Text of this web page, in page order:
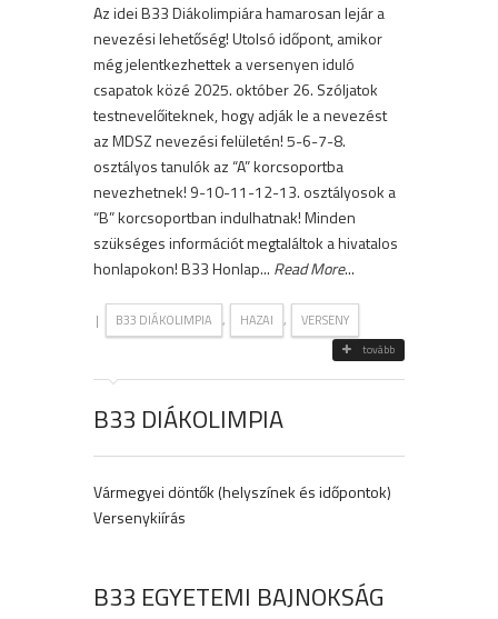
Az idei B33 Diákolimpiára hamarosan lejár a
nevezési lehetőség! Utolsó időpont, amikor
még jelentkezhettek a versenyen iduló
csapatok közé 2025. október 26. Szóljatok
testnevelőiteknek, hogy adják le a nevezést
az MDSZ nevezési felületén! 5-6-7-8.
osztályos tanulók az “A” korcsoportba
nevezhetnek! 9-10-11-12-13. osztályosok a
“B” korcsoportban indulhatnak! Minden
szükséges információt megtaláltok a hivatalos
honlapokon! B33 Honlap... Read More...
| B33 DIÁKOLIMPIA , HAZAI , VERSENY
tovább
B33 DIÁKOLIMPIA
Vármegyei döntők (helyszínek és időpontok)
Versenykiírás
B33 EGYETEMI BAJNOKSÁG